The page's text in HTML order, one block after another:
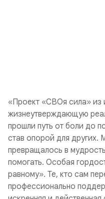
«Проект «СВОя сила» из
жизнеутверждающую
прошли путь от боли до
став опорой для других.
превращалось в
помогать. Особая
равному». Те, кто сам
профессионально